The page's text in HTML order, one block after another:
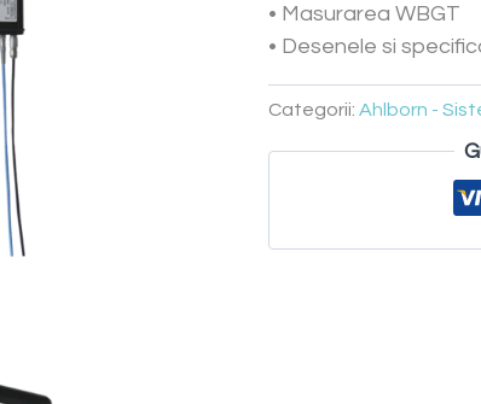
• Masurarea WBGT
• Desenele si
Categorii: Ahlborn -